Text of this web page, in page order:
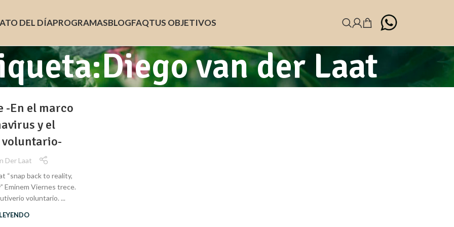
DEL DÍAPROGRAMASBLOGFAQTUS OBJETIVOS
van der Laat
-En el marco
y el
Der Laat
“snap back to reality,
Eminem Viernes trece.
voluntario. ...